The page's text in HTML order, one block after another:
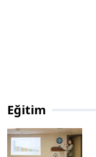
Eğitim